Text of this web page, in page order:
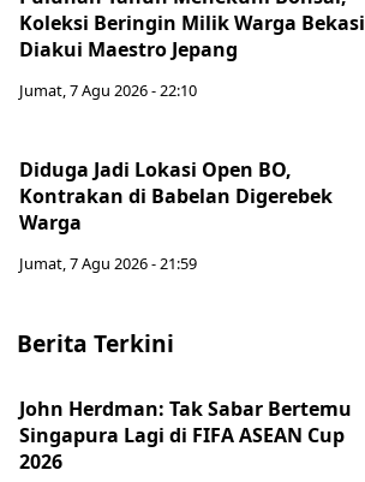
Koleksi Beringin Milik Warga Bekasi
Diakui Maestro Jepang
Jumat, 7 Agu 2026 - 22:10
Diduga Jadi Lokasi Open BO,
Kontrakan di Babelan Digerebek
Warga
Jumat, 7 Agu 2026 - 21:59
Berita Terkini
John Herdman: Tak Sabar Bertemu
Singapura Lagi di FIFA ASEAN Cup
2026